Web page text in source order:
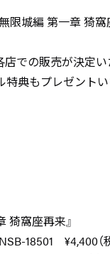
限城編 第一章 猗
での販売が決定い
典もプレゼント
猗窩座再来』
（税抜